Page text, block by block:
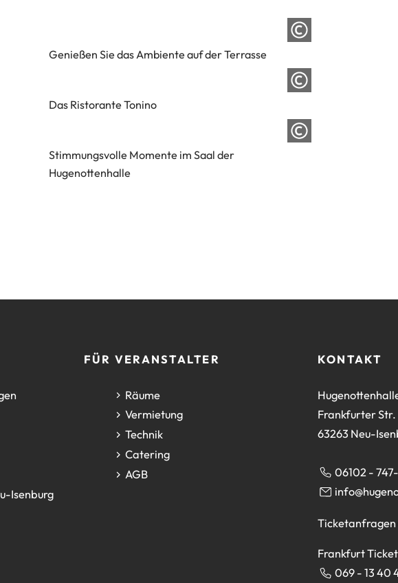
Genießen Sie das Ambiente auf der Terrasse
Das Ristorante Tonino
Stimmungsvolle Momente im Saal der
Hugenottenhalle
Isenburg
FÜR VERANSTALTER
Räume
Vermietung
Technik
Catering
AGB
KONTAKT
Frankfurter Str.
63263 Neu-
06102 - 747-
info
Ticketanfragen
Frankfurt
069 - 13 40